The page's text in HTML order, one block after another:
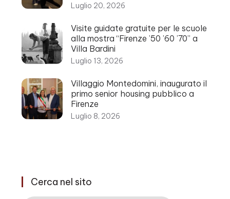
Luglio 20, 2026
Visite guidate gratuite per le scuole
alla mostra “Firenze ’50 ’60 ’70” a
Villa Bardini
Luglio 13, 2026
Villaggio Montedomini, inaugurato il
primo senior housing pubblico a
Firenze
Luglio 8, 2026
Cerca nel sito